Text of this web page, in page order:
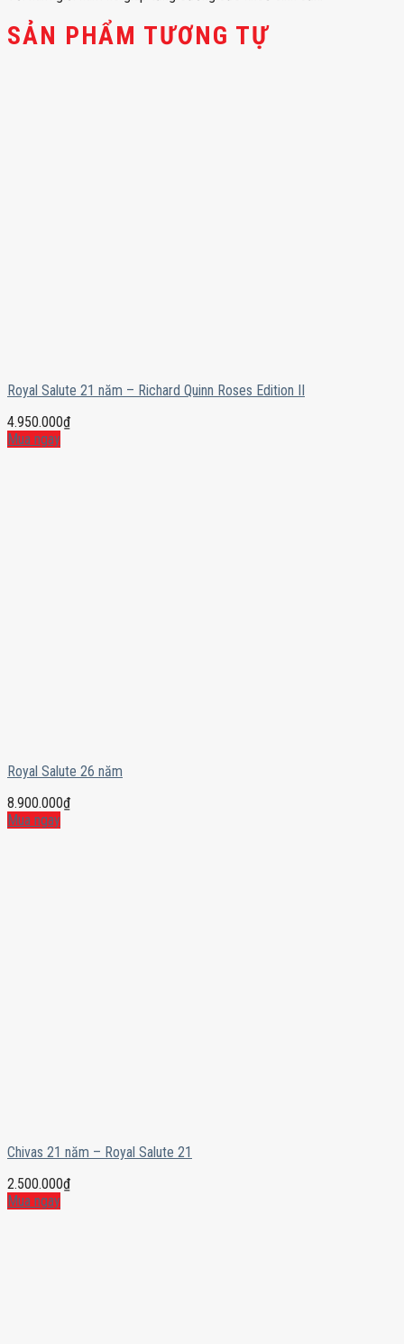
SẢN PHẨM TƯƠNG TỰ
Royal Salute 21 năm – Richard Quinn Roses Edition II
4.950.000₫
Mua ngay
Royal Salute 26 năm
8.900.000₫
Mua ngay
Chivas 21 năm – Royal Salute 21
2.500.000₫
Mua ngay